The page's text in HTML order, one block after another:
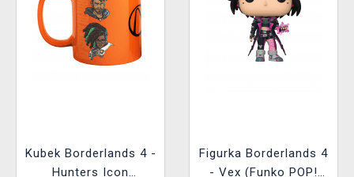
Kubek Borderlands 4 -
Hunters Icon
Figurka Borderlands 4
- Vex (Funko POP!